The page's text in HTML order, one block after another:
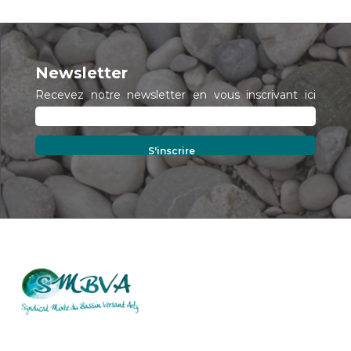
Newsletter
Recevez notre newsletter en vous inscrivant ici